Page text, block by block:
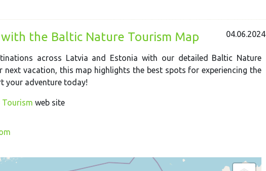
the Baltic Nature Tourism Map 04.06.2024
across Latvia and Estonia with our detailed Baltic Nature
next vacation, this map highlights the best spots for experiencing the
your adventure today!
Tourism web site